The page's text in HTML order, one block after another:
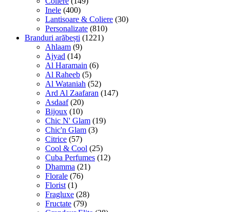
Inele (400)
Lantisoare & Coliere (30)
Personalizate (810)
Branduri arăbești (1221)
Ahlaam (9)
Ajyad (14)
Al Haramain (6)
Al Raheeb (5)
Al Wataniah (52)
Ard Al Zaafaran (147)
Asdaaf (20)
Bijoux (10)
Chic N' Glam (19)
Chic'n Glam (3)
Citrice (57)
Cool & Cool (25)
Cuba Perfumes (12)
Dhamma (21)
Florale (76)
Florist (1)
Fragluxe (28)
Fructate (79)